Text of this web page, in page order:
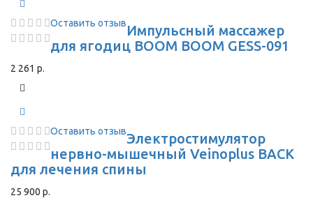
Оставить отзывИмпульсный массажер
для ягодиц BOOM BOOM GESS-091
2 261 р.
Оставить отзывЭлектростимулятор
нервно-мышечный Veinoplus BACK
для лечения спины
25 900 р.